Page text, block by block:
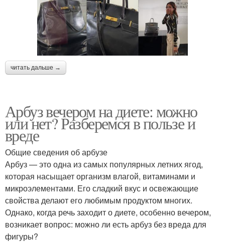
читать дальше →
Арбуз вечером на диете: можно
или нет? Разберемся в пользе и
вреде
Общие сведения об арбузе
Арбуз — это одна из самых популярных летних ягод,
которая насыщает организм влагой, витаминами и
микроэлементами. Его сладкий вкус и освежающие
свойства делают его любимым продуктом многих.
Однако, когда речь заходит о диете, особенно вечером,
возникает вопрос: можно ли есть арбуз без вреда для
фигуры?